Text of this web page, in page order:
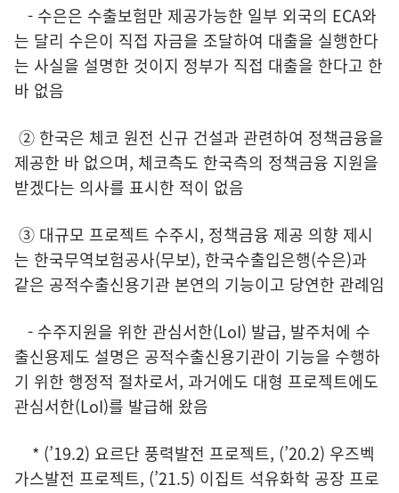
- 수은은 수출보험만 제공가능한 일부 외국의 ECA와
는 달리 수은이 직접 자금을 조달하여 대출을 실행한다
는 사실을 설명한 것이지 정부가 직접 대출을 한다고 한
바 없음
② 한국은 체코 원전 신규 건설과 관련하여 정책금융을
제공한 바 없으며, 체코측도 한국측의 정책금융 지원을
받겠다는 의사를 표시한 적이 없음
③ 대규모 프로젝트 수주시, 정책금융 제공 의향 제시
는 한국무역보험공사(무보), 한국수출입은행(수은)과
같은 공적수출신용기관 본연의 기능이고 당연한 관례임
- 수주지원을 위한 관심서한(LoI) 발급, 발주처에 수
출신용제도 설명은 공적수출신용기관이 기능을 수행하
기 위한 행정적 절차로서, 과거에도 대형 프로젝트에도
관심서한(LoI)를 발급해 왔음
* (’19.2) 요르단 풍력발전 프로젝트, (’20.2) 우즈벡
가스발전 프로젝트, (’21.5) 이집트 석유화학 공장 프로